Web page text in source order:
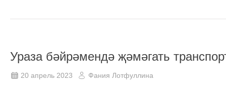
Ураза бәйрәмендә җәмәгать
20 апрель 2023 Фания Лотфуллина